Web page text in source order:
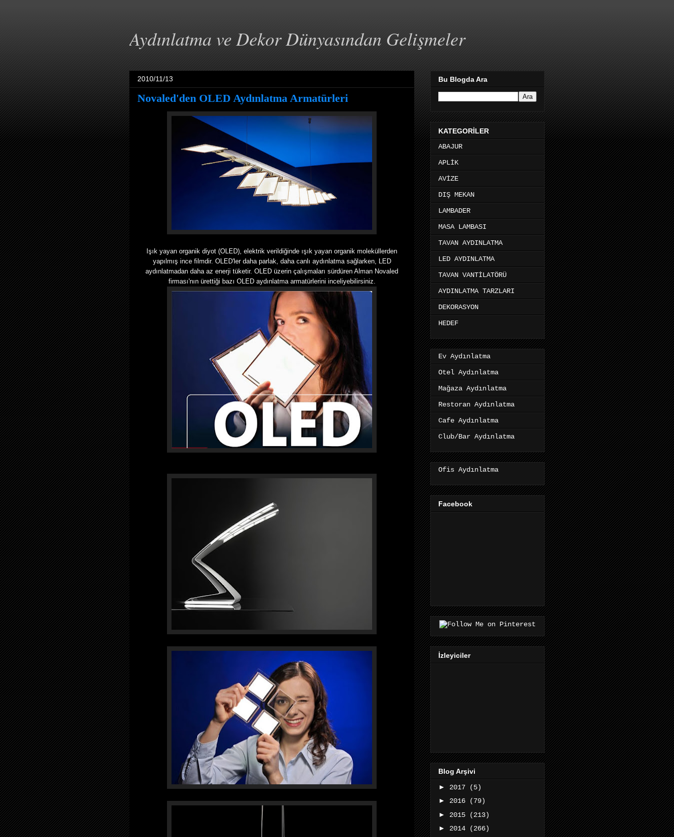
Aydınlatma ve Dekor Dünyasından Gelişmeler
2010/11/13
Novaled'den OLED Aydınlatma Armatürleri
Işık yayan organik diyot (OLED), elektrik verildiğinde ışık yayan organik moleküllerden
yapılmış ince filmdir. OLED'ler daha parlak, daha canlı aydınlatma sağlarken, LED
aydınlatmadan daha az enerji tüketir. OLED üzerin çalışmaları sürdüren Alman Novaled
firması'nın ürettiği bazı OLED aydınlatma armatürlerini inceliyebilirsiniz.
Bu Blogda Ara
KATEGORİLER
ABAJUR
APLİK
AVİZE
DIŞ MEKAN
LAMBADER
MASA LAMBASI
TAVAN AYDINLATMA
LED AYDINLATMA
TAVAN VANTİLATÖRÜ
AYDINLATMA TARZLARI
DEKORASYON
HEDEF
Ev Aydınlatma
Otel Aydınlatma
Mağaza Aydınlatma
Restoran Aydınlatma
Cafe Aydınlatma
Club/Bar Aydınlatma
Ofis Aydınlatma
Facebook
İzleyiciler
Blog Arşivi
► 2017
(5)
► 2016
(79)
► 2015
(213)
► 2014
(266)